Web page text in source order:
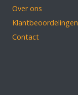
Over ons
Klantbeoordelingen
Contact